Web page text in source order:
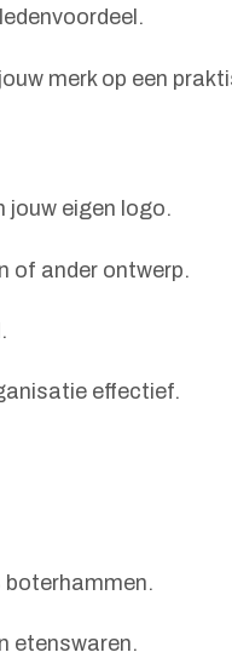
merk op een
jouw eigen logo.
of ander ontwerp.
effectief.
boterhammen.
etenswaren.